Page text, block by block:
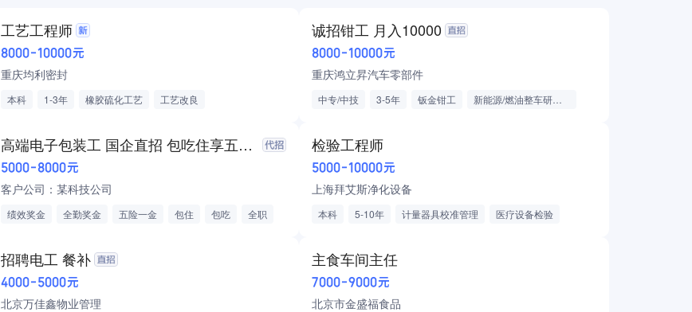
工艺工程师
8000-10000元
重庆均利密封
本科 1-3年 橡胶硫化工艺
工艺改良
诚招钳工 月入10000
8000-10000元
重庆鸿立昇汽车零部件
中专/中技 3-5年 钣金钳工
新能源/燃油整车研发制造
包吃包住
高端电子包装工 国企直招 包吃住享五险一金
5000-8000元
客户公司：某科技公司
绩效奖金 全勤奖金 五险一金 包住 包吃
全职
商业保险
夜班补助
包早餐
有房补 提供低价住宿
检验工程师
5000-10000元
上海拜艾斯净化设备
本科 5-10年 计量器具校准管理
医疗设备检验
招聘电工 餐补
4000-5000元
北京万佳鑫物业管理
主食车间主任
7000-9000元
北京市金盛福食品